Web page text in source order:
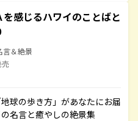
を感じるハワイのことばと
言＆絶景
売
球の歩き方」があなたにお届
名言と癒やしの絶景集